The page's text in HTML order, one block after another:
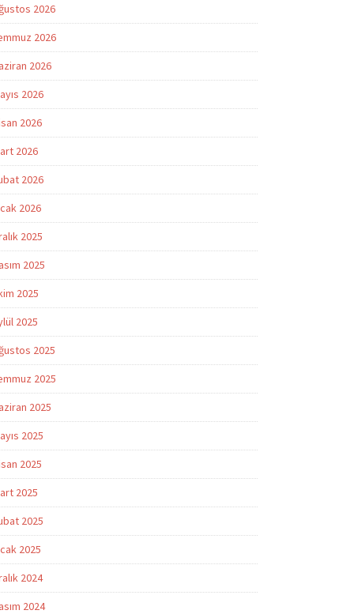
2026
2026
2026
2026
2026
2026
2026
2026
2025
2025
2025
2025
2025
2025
2025
2025
2025
2025
2025
2025
2024
2024